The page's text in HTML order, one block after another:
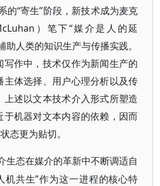
的“寄生”阶段，新技术成为麦克
）笔下“媒介是人的延
助人类的知识生产与传播实践。
作中，技术仅作为新闻生产的
主体选择、用户心理分析以及传
述以文本技术介入形式所塑造
于机器对文本内容的依赖，因而
态更为贴切。
生态在媒介的革新中不断调适自
机共生”作为这一进程的核心特